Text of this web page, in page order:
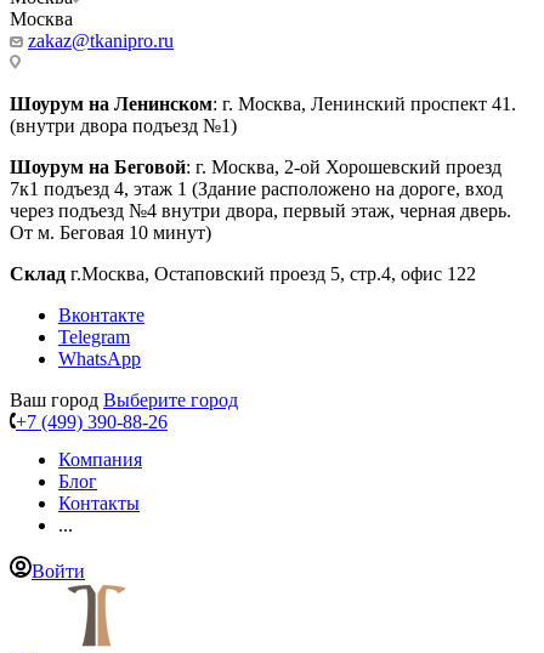
Москва
zakaz@tkanipro.ru
Шоурум на Ленинском: г. Москва, Ленинский проспект 41.
(внутри двора подъезд №1)
Шоурум на Беговой: г. Москва, 2-ой Хорошевский проезд
7к1 подъезд 4, этаж 1 (Здание расположено на дороге, вход
через подъезд №4 внутри двора, первый этаж, черная дверь.
От м. Беговая 10 минут)
Склад г.Москва, Остаповский проезд 5, стр.4, офис 122
Вконтакте
Telegram
WhatsApp
Ваш город Выберите город
+7 (499) 390-88-26
Компания
Блог
Контакты
...
Войти